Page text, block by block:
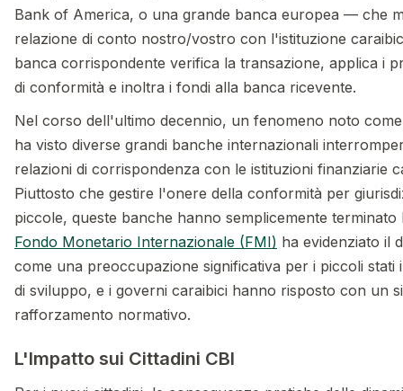
Bank of America, o una grande banca europea — che
relazione di conto nostro/vostro con l'istituzione
banca corrispondente verifica la transazione, applica i
di conformità e inoltra i fondi alla banca ricevente.
Nel corso dell'ultimo decennio, un fenomeno noto
ha visto diverse grandi banche internazionali
relazioni di corrispondenza con le istituzioni finanziarie
Piuttosto che gestire l'onere della conformità per
piccole, queste banche hanno semplicemente terminato
Fondo Monetario Internazionale (FMI) ha evidenziato il
come una preoccupazione significativa per i piccoli stati
di sviluppo, e i governi caraibici hanno risposto con un
rafforzamento normativo.
L'Impatto sui Cittadini CBI